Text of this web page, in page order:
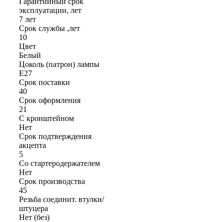
эксплуатации, лет
7 лет
Срок службы ,лет
10
Цвет
Белый
Цоколь (патрон) лампы
E27
Срок поставки
40
Срок оформления
21
С кронштейном
Нет
Срок подтверждения
акцепта
5
Со стартеродержателем
Нет
Срок производства
45
Резьба соединит. втулки/
штуцера
Нет (без)